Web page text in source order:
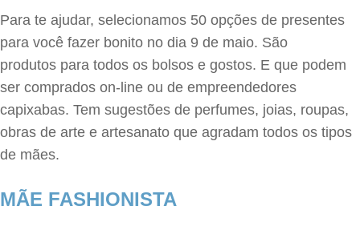
Para te ajudar, selecionamos 50 opções de presentes
para você fazer bonito no dia 9 de maio. São
produtos para todos os bolsos e gostos. E que podem
ser comprados on-line ou de empreendedores
capixabas. Tem sugestões de perfumes, joias, roupas,
obras de arte e artesanato que agradam todos os tipos
de mães.
MÃE FASHIONISTA